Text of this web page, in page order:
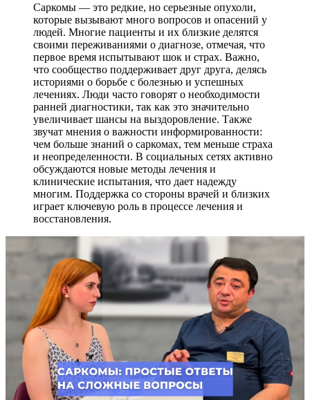
Саркомы — это редкие, но серьезные опухоли,
которые вызывают много вопросов и опасений у
людей. Многие пациенты и их близкие делятся
своими переживаниями о диагнозе, отмечая, что
первое время испытывают шок и страх. Важно,
что сообщество поддерживает друг друга, делясь
историями о борьбе с болезнью и успешных
лечениях. Люди часто говорят о необходимости
ранней диагностики, так как это значительно
увеличивает шансы на выздоровление. Также
звучат мнения о важности информированности:
чем больше знаний о саркомах, тем меньше страха
и неопределенности. В социальных сетях активно
обсуждаются новые методы лечения и
клинические испытания, что дает надежду
многим. Поддержка со стороны врачей и близких
играет ключевую роль в процессе лечения и
восстановления.